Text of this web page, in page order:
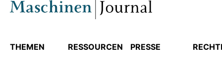
THEMEN RESSOURCEN PRESSE